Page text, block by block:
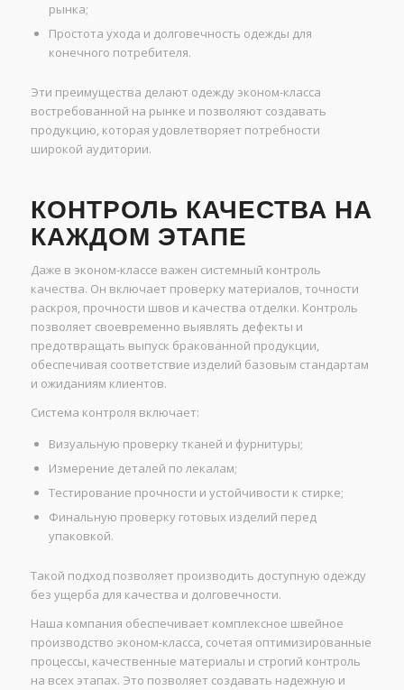
рынка;
Простота ухода и долговечность одежды для
конечного потребителя.
Эти преимущества делают одежду эконом-класса
востребованной на рынке и позволяют создавать
продукцию, которая удовлетворяет потребности
широкой аудитории.
КОНТРОЛЬ КАЧЕСТВА НА
КАЖДОМ ЭТАПЕ
Даже в эконом-классе важен системный контроль
качества. Он включает проверку материалов, точности
раскроя, прочности швов и качества отделки. Контроль
позволяет своевременно выявлять дефекты и
предотвращать выпуск бракованной продукции,
обеспечивая соответствие изделий базовым стандартам
и ожиданиям клиентов.
Система контроля включает:
Визуальную проверку тканей и фурнитуры;
Измерение деталей по лекалам;
Тестирование прочности и устойчивости к стирке;
Финальную проверку готовых изделий перед
упаковкой.
Такой подход позволяет производить доступную одежду
без ущерба для качества и долговечности.
Наша компания обеспечивает комплексное швейное
производство эконом-класса, сочетая оптимизированные
процессы, качественные материалы и строгий контроль
на всех этапах. Это позволяет создавать надежную и